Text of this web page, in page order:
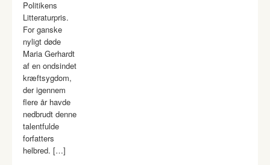
Politikens
Litteraturpris.
For ganske
nyligt døde
Maria Gerhardt
af en ondsindet
kræftsygdom,
der igennem
flere år havde
nedbrudt denne
talentfulde
forfatters
helbred. […]